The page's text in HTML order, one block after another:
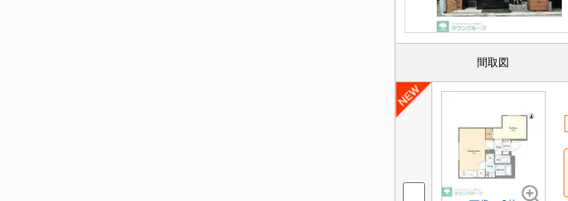
間取図